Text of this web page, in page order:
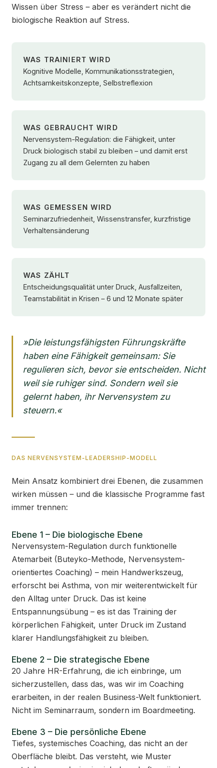
Wissen über Stress – aber es verändert nicht die
biologische Reaktion auf Stress.
WAS TRAINIERT WIRD
Kognitive Modelle, Kommunikationsstrategien,
Achtsamkeitskonzepte, Selbstreflexion
WAS GEBRAUCHT WIRD
Nervensystem-Regulation: die Fähigkeit, unter
Druck biologisch stabil zu bleiben – und damit erst
Zugang zu all dem Gelernten zu haben
WAS GEMESSEN WIRD
Seminarzufriedenheit, Wissenstransfer, kurzfristige
Verhaltensänderung
WAS ZÄHLT
Entscheidungsqualität unter Druck, Ausfallzeiten,
Teamstabilität in Krisen – 6 und 12 Monate später
»Die leistungsfähigsten Führungskräfte
haben eine Fähigkeit gemeinsam: Sie
regulieren sich, bevor sie entscheiden. Nicht
weil sie ruhiger sind. Sondern weil sie
gelernt haben, ihr Nervensystem zu
steuern.«
DAS NERVENSYSTEM-LEADERSHIP-MODELL
Mein Ansatz kombiniert drei Ebenen, die zusammen
wirken müssen – und die klassische Programme fast
immer trennen:
Ebene 1 – Die biologische Ebene
Nervensystem-Regulation durch funktionelle
Atemarbeit (Buteyko-Methode, Nervensystem-
orientiertes Coaching) – mein Handwerkszeug,
erforscht bei Asthma, von mir weiterentwickelt für
den Alltag unter Druck. Das ist keine
Entspannungsübung – es ist das Training der
körperlichen Fähigkeit, unter Druck im Zustand
klarer Handlungsfähigkeit zu bleiben.
Ebene 2 – Die strategische Ebene
20 Jahre HR-Erfahrung, die ich einbringe, um
sicherzustellen, dass das, was wir im Coaching
erarbeiten, in der realen Business-Welt funktioniert.
Nicht im Seminarraum, sondern im Boardmeeting.
Ebene 3 – Die persönliche Ebene
Tiefes, systemisches Coaching, das nicht an der
Oberfläche bleibt. Das versteht, wie Muster